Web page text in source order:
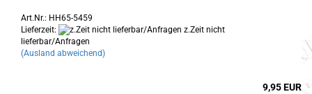
Art.Nr.: HH65-5459
Lieferzeit:
z.Zeit nicht
lieferbar/Anfragen
(Ausland abweichend)
9,95 EUR